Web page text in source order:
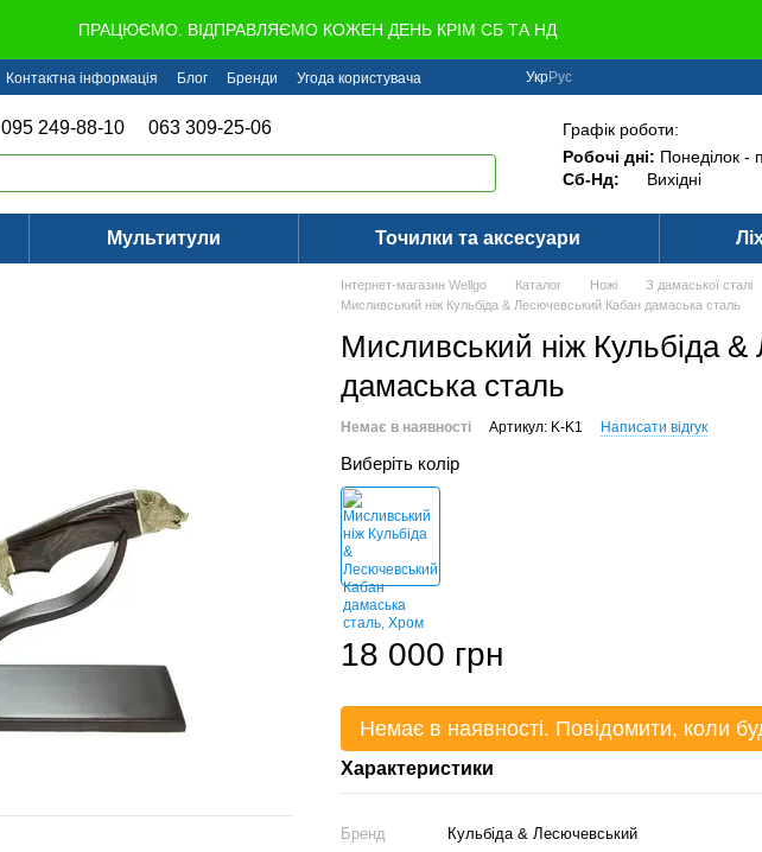
ПРАЦЮЄМО. ВІДПРАВЛЯЄМО КОЖЕН ДЕНЬ КРІМ СБ ТА НД
Контактна інформація Блог Бренди Угода користувача УкрРус
095 249-88-10 063 309-25-06
Графік роботи:
Робочі дні: Понеділок -
Сб-Нд:
Вихідні
Мультитули Точилки та аксесуари
Інтернет-магазин Wellgo Каталог Ножі
З дамаської сталі
Мисливський ніж Кульбіда & Лесючевський Кабан дамаська сталь
Мисливський ніж Кульбіда
дамаська сталь
Немає в наявності Артикул: K-K1 Написати відгук
Виберіть колір
18 000 грн
Немає в наявності. Повідомити, коли
Характеристики
Бренд
Кульбіда & Лесючевський